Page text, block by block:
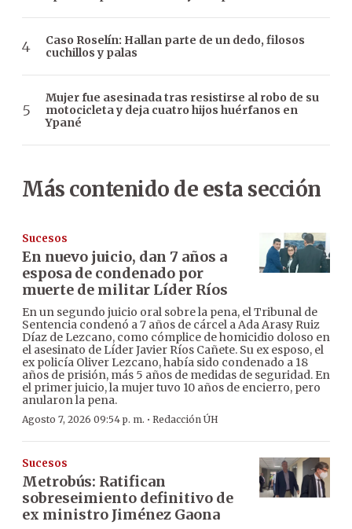
Caso Roselín: Hallan parte de un dedo, filosos
cuchillos y palas
Mujer fue asesinada tras resistirse al robo de su
motocicleta y deja cuatro hijos huérfanos en
Ypané
Más contenido de esta sección
Sucesos
En nuevo juicio, dan 7 años a
esposa de condenado por
muerte de militar Líder Ríos
En un segundo juicio oral sobre la pena, el Tribunal de
Sentencia condenó a 7 años de cárcel a Ada Arasy Ruiz
Díaz de Lezcano, como cómplice de homicidio doloso en
el asesinato de Líder Javier Ríos Cañete. Su ex esposo, el
ex policía Oliver Lezcano, había sido condenado a 18
años de prisión, más 5 años de medidas de seguridad. En
el primer juicio, la mujer tuvo 10 años de encierro, pero
anularon la pena.
Agosto 7, 2026 09:54 p. m. · Redacción ÚH
Sucesos
Metrobús: Ratifican
sobreseimiento definitivo de
ex ministro Jiménez Gaona